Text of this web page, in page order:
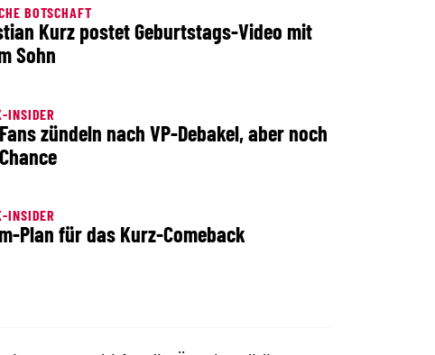
BOTSCHAFT
Kurz postet Geburtstags-Video mit
Sohn
INSIDER
zündeln nach VP-Debakel, aber noch
INSIDER
Plan für das Kurz-Comeback